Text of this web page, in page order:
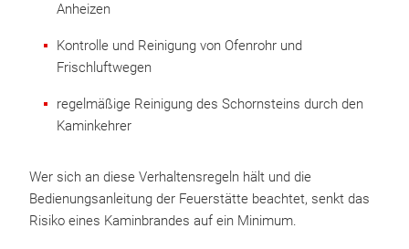
Anheizen
Kontrolle und Reinigung von Ofenrohr und
Frischluftwegen
regelmäßige Reinigung des Schornsteins durch den
Kaminkehrer
Wer sich an diese Verhaltensregeln hält und die
Bedienungsanleitung der Feuerstätte beachtet, senkt das
Risiko eines Kaminbrandes auf ein Minimum.